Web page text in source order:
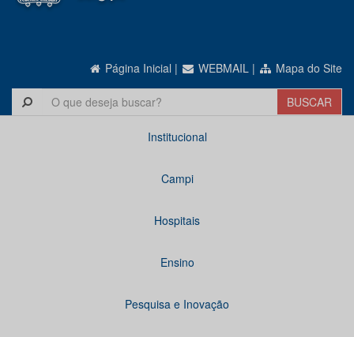
Página Inicial | WEBMAIL | Mapa do Site
Institucional
Campi
Hospitais
Ensino
Pesquisa e Inovação